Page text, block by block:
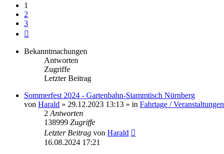
1
2
3
Bekanntmachungen
Antworten
Zugriffe
Letzter Beitrag
Sommerfest 2024 - Gartenbahn-Stammtisch Nürnberg
von Harald » 29.12.2023 13:13 » in Fahrtage / Veranstaltungen
2 Antworten
138999 Zugriffe
Letzter Beitrag von Harald
16.08.2024 17:21